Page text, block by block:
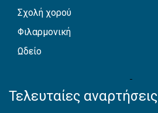
Σχολή χορού
Φιλαρμονική
Ωδείο
Τελευταίες αναρτήσεις